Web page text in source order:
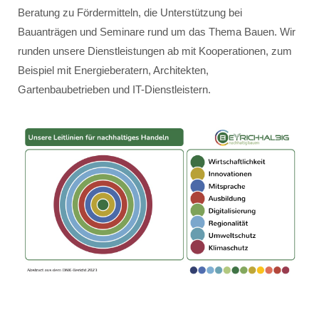
Beratung zu Fördermitteln, die Unterstützung bei
Bauanträgen und Seminare rund um das Thema Bauen. Wir
runden unsere Dienstleistungen ab mit Kooperationen, zum
Beispiel mit Energieberatern, Architekten,
Gartenbaubetrieben und IT-Dienstleistern.